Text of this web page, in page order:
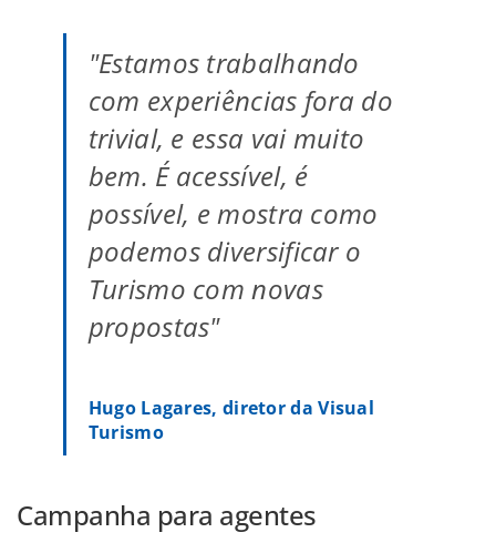
"Estamos trabalhando
com experiências fora do
trivial, e essa vai muito
bem. É acessível, é
possível, e mostra como
podemos diversificar o
Turismo com novas
propostas"
Hugo Lagares, diretor da Visual
Turismo
Campanha para agentes